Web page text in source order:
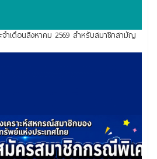
ำเดือนสิงหาคม 2569 สำหรับสมาชิกสามัญ